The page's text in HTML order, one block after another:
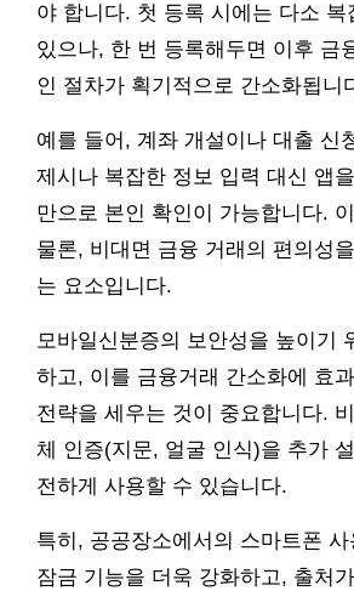
야 합니다. 첫 등록 시에는 다소 복
있으나, 한 번 등록해두면 이후 금
인 절차가 획기적으로 간소화됩니
예를 들어, 계좌 개설이나 대출 신
제시나 복잡한 정보 입력 대신 앱
만으로 본인 확인이 가능합니다.
물론, 비대면 금융 거래의 편의성
는 요소입니다.
모바일신분증의 보안성을 높이기
하고, 이를 금융거래 간소화에 효
전략을 세우는 것이 중요합니다.
체 인증(지문, 얼굴 인식)을 추가
전하게 사용할 수 있습니다.
특히, 공공장소에서의 스마트폰
잠금 기능을 더욱 강화하고, 출처